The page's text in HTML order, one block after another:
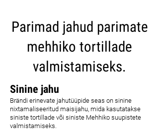
Parimad jahud parimate
mehhiko tortillade
valmistamiseks.
Sinine jahu
Brändi erinevate jahutüüpide seas on sinine
nixtamaliseeritud maisijahu, mida kasutatakse
siniste tortillade või siniste Mehhiko suupistete
valmistamiseks.